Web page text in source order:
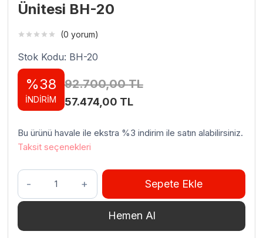
Ünitesi BH-20
(0 yorum)
Stok Kodu: BH-20
%38
İNDİRİM
92.700,00TL
Orijinal
92.700,00 TL.
57.474,00 TLŞu
fiyat:
Bu ürünü havale ile ekstra %3 indirim ile satın alabilirsiniz.
Taksit seçenekleri
Makfry
Burger
Sıcak
Sepete Ekle
Hemen Al